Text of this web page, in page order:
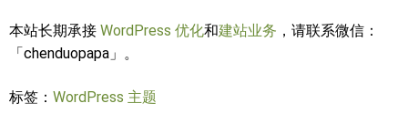
本站长期承接 WordPress 优化和建站业务 ，请联系微信：
「chenduopapa」。
标签： WordPress 主题